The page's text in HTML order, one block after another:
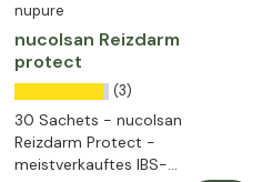
nupure
nucolsan Reizdarm
protect
(3)
30 Sachets - nucolsan
Reizdarm Protect -
meistverkauftes IBS-